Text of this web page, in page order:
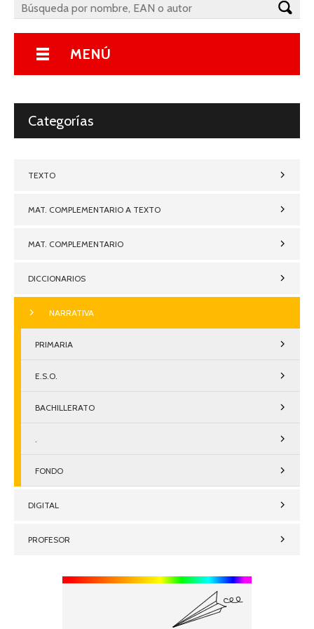
MENÚ
Categorías
TEXTO
MAT. COMPLEMENTARIO A TEXTO
MAT. COMPLEMENTARIO
DICCIONARIOS
NARRATIVA
PRIMARIA
E.S.O.
BACHILLERATO
.
FONDO
DIGITAL
PROFESOR